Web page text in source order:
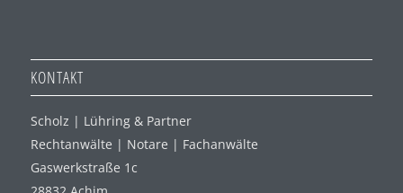
KONTAKT
Scholz | Lühring & Partner
Rechtanwälte | Notare | Fachanwälte
Gaswerkstraße 1c